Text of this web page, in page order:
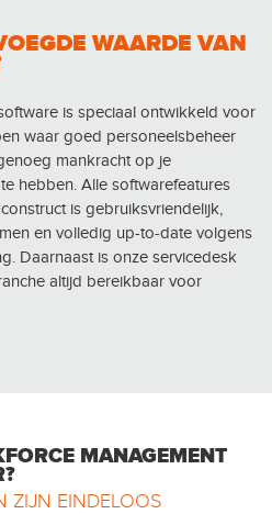
WAARDE VAN
is speciaal ontwikkeld voor
waar goed personeelsbeheer
mankracht op je
hebben. Alle softwarefeatures
is gebruiksvriendelijk,
en volledig up-to-date volgens
Daarnaast is onze servicedesk
altijd bereikbaar voor
MANAGEMENT
ZIJN EINDELOOS